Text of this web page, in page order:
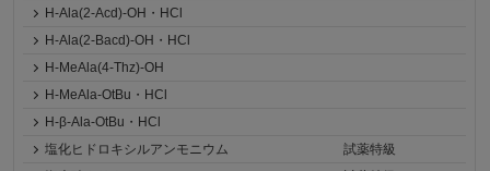
H-Ala(2-Acd)-OH・HCl
H-Ala(2-Bacd)-OH・HCl
H-MeAla(4-Thz)-OH
H-MeAla-OtBu・HCl
H-β-Ala-OtBu・HCl
塩化ヒドロキシルアンモニウム
試薬特級